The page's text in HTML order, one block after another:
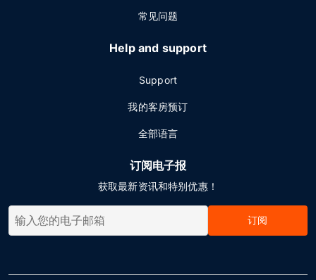
常见问题
Help and support
Support
我的客房预订
全部语言
订阅电子报
获取最新资讯和特别优惠！
订阅